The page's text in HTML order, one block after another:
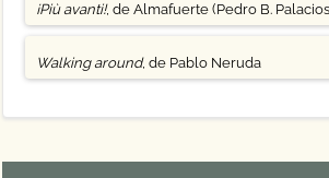
¡Più avanti!, de Almafuerte (Pedro B.
Walking around, de Pablo Neruda